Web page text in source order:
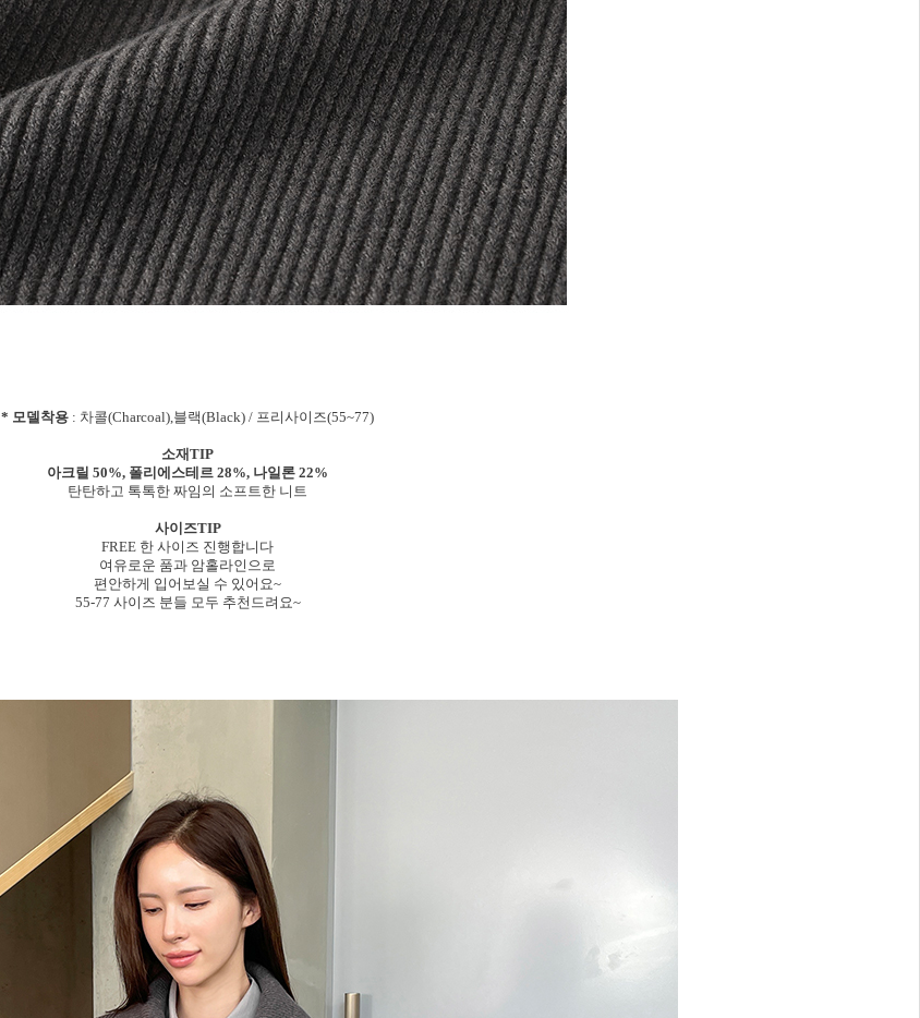
* 모델착용 : 차콜(Charcoal),블랙(Black) / 프리사이즈(55~77)
소재TIP
아크릴 50%, 폴리에스테르 28%, 나일론 22%
탄탄하고 톡톡한 짜임의 소프트한 니트
사이즈TIP
FREE 한 사이즈 진행합니다
여유로운 품과 암홀라인으로
편안하게 입어보실 수 있어요~
55-77 사이즈 분들 모두 추천드려요~